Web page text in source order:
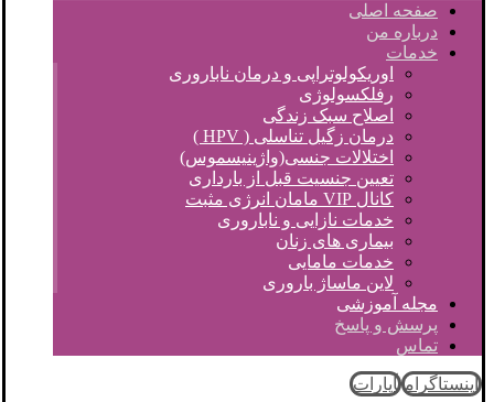
صفحه اصلی
درباره من
خدمات
اوریکولوتراپی و درمان ناباروری
رفلکسولوژی
اصلاح سبک زندگی
درمان زگیل تناسلی ( HPV )
اختلالات جنسی(واژینیسموس)
تعیین جنسیت قبل از بارداری
کانال VIP مامان انرژی مثبت
خدمات نازایی و ناباروری
بیماری های زنان
خدمات مامایی
لاین ماساژ باروری
مجله آموزشی
پرسش و پاسخ
تماس
اینستاگرام آپارات